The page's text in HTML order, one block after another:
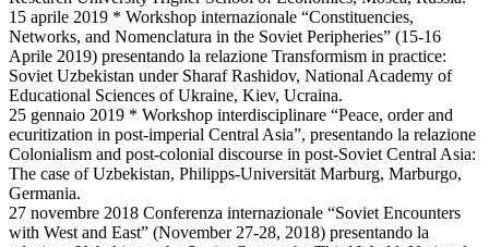
15 aprile 2019 * Workshop internazionale “Constituencies,
Networks, and Nomenclatura in the Soviet Peripheries” (15-16
Aprile 2019) presentando la relazione Transformism in practice:
Soviet Uzbekistan under Sharaf Rashidov, National Academy of
Educational Sciences of Ukraine, Kiev, Ucraina.
25 gennaio 2019 * Workshop interdisciplinare “Peace, order and
ecuritization in post-imperial Central Asia”, presentando la relazione
Colonialism and post-colonial discourse in post-Soviet Central Asia:
The case of Uzbekistan, Philipps-Universität Marburg, Marburgo,
Germania.
27 novembre 2018 Conferenza internazionale “Soviet Encounters
with West and East” (November 27-28, 2018) presentando la